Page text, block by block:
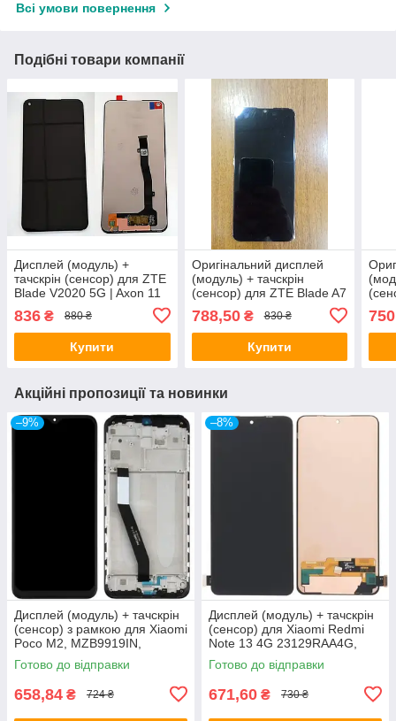
Всі умови повернення
Подібні товари компанії
Дисплей (модуль) +
тачскрін (сенсор) для ZTE
Blade V2020 5G | Axon 11
836 ₴ 880 ₴
Купити
Оригінальний дисплей
(модуль) + тачскрін
(сенсор) для ZTE Blade A7
788,50₴ 830 ₴
Купити
Акційні пропозиції та новинки
–9%
Дисплей (модуль) + тачскрін
(сенсор) з рамкою для Xiaomi
Poco M2, MZB9919IN,
M2004J19PI, In-Cell
Готово до відправки
658,84 ₴ 724 ₴
–8%
Дисплей (модуль) + тачскрін
(сенсор) для Xiaomi Redmi
Note 13 4G 23129RAA4G,
23124RA7EO, TFT
Готово до відправки
671,60 ₴ 730 ₴